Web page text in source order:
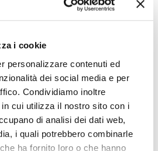
i cookie
personalizzare contenuti ed
dei social media e per
Condividiamo inoltre
cui utilizza il nostro sito con i
di analisi dei dati web,
i quali potrebbero combinarle
ha fornito loro o che hanno
disponibili per la